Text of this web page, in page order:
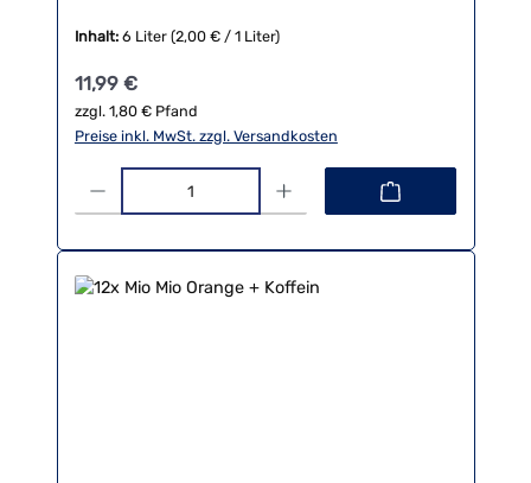
Inhalt: 6 Liter (2,00 € / 1 Liter)
Regulärer Preis:
11,99 €
zzgl. 1,80 € Pfand
Preise inkl. MwSt. zzgl. Versandkosten